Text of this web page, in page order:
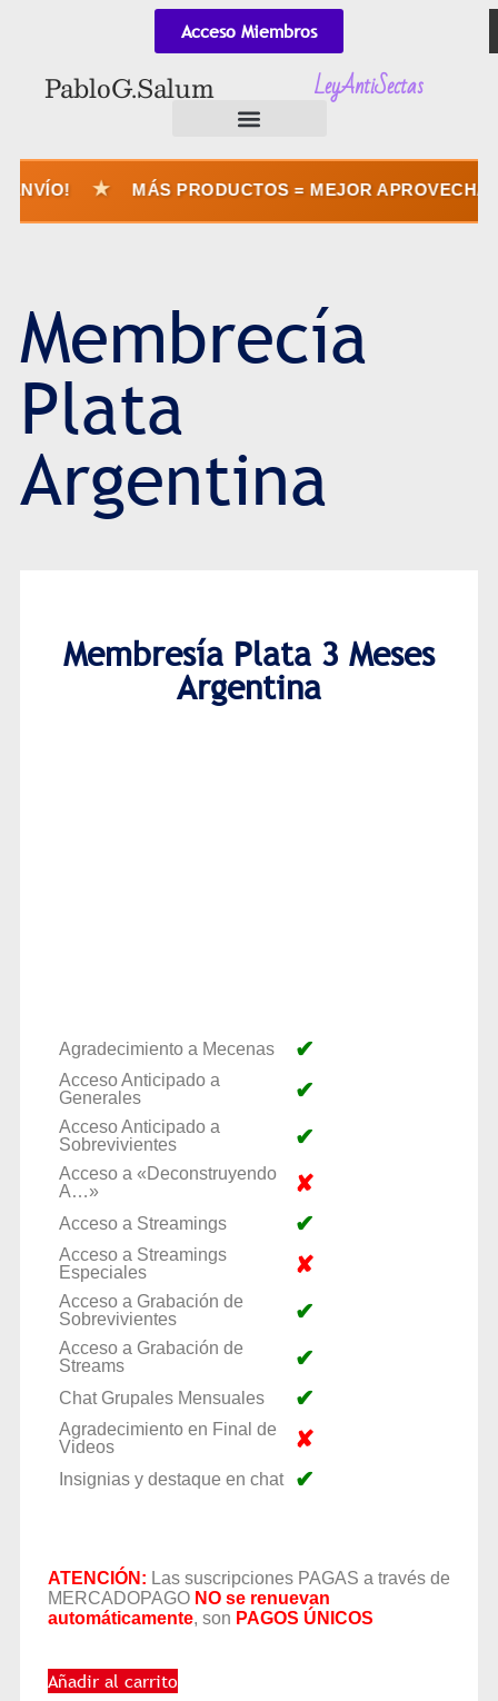
Acceso Miembros
Pablo G. Salum LeyAntiSectas
★ MÁS PRODUCTOS = MEJOR APROVECHÁS EL
Membrecía
Plata
Argentina
Membresía Plata 3 Meses
Argentina
Agradecimiento a Mecenas ✔
Acceso Anticipado a
Generales
✔
Acceso Anticipado a
Sobrevivientes
✔
Acceso a «Deconstruyendo
A…»
✘
Acceso a Streamings ✔
Acceso a Streamings
Especiales
✘
Acceso a Grabación de
Sobrevivientes
✔
Acceso a Grabación de
Streams
✔
Chat Grupales Mensuales ✔
Agradecimiento en Final de
Videos
✘
Insignias y destaque en chat ✔
ATENCIÓN: Las suscripciones PAGAS a través de
MERCADOPAGO NO se renuevan
automáticamente, son PAGOS ÚNICOS
Añadir al carrito